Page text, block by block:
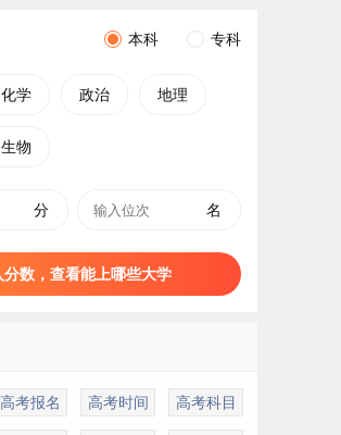
本科 专科
化学 政治 地理
生物
分 名
分数，查看能上哪些大学
高考报名 高考时间 高考科目